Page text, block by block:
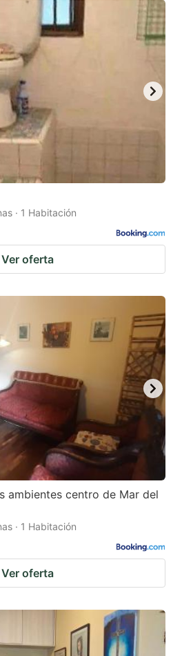
· 1 Habitación
Ver oferta
ambientes centro de Mar del
· 1 Habitación
Ver oferta